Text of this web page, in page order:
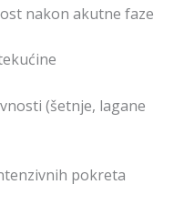
nakon akutne faze
(šetnje, lagane
pokreta